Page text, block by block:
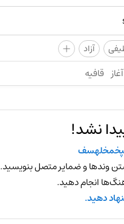
آزاد +
آغاز قافیه
نشد!
وندها و ضمایر متصل بنویسید.
انجام دهید.
دهید.